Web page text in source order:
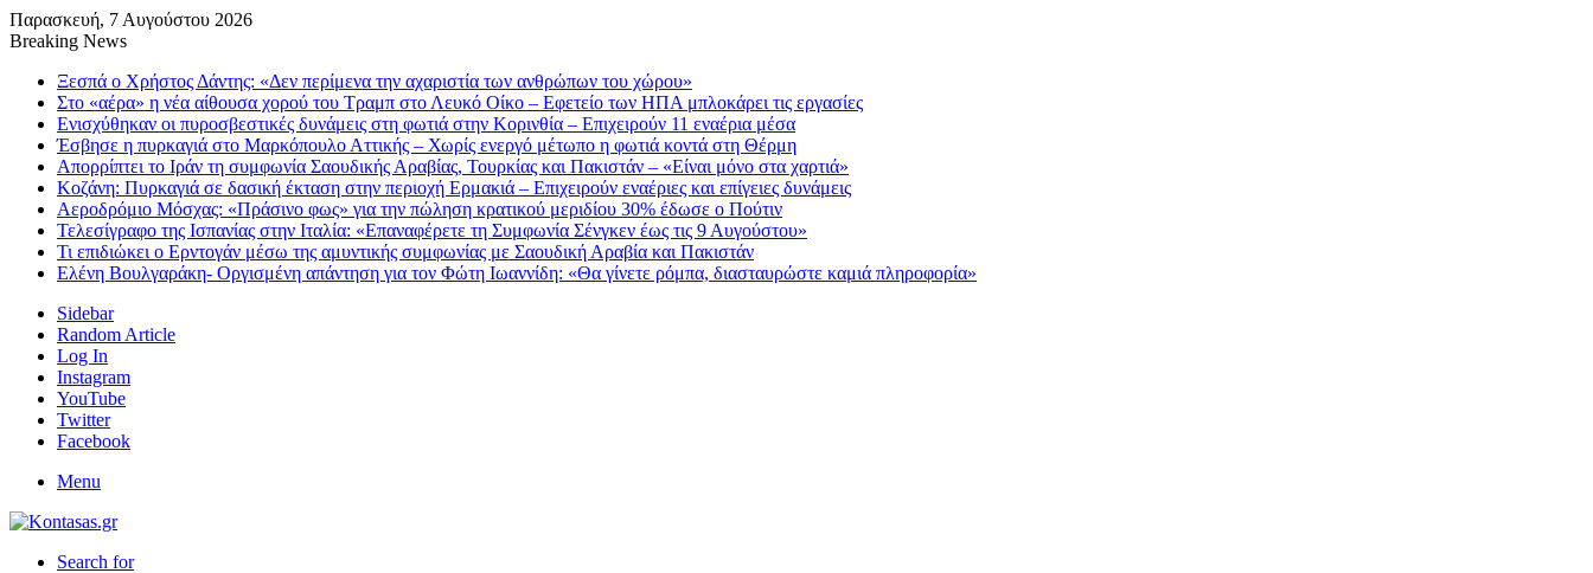
Παρασκευή, 7 Αυγούστου 2026
Breaking News
Ξεσπά ο Χρήστος Δάντης: «Δεν περίμενα την αχαριστία των ανθρώπων του χώρου»
Στο «αέρα» η νέα αίθουσα χορού του Τραμπ στο Λευκό Οίκο – Εφετείο των ΗΠΑ μπλοκάρει τις εργασίες
Ενισχύθηκαν οι πυροσβεστικές δυνάμεις στη φωτιά στην Κορινθία – Επιχειρούν 11 εναέρια μέσα
Έσβησε η πυρκαγιά στο Μαρκόπουλο Αττικής – Χωρίς ενεργό μέτωπο η φωτιά κοντά στη Θέρμη
Απορρίπτει το Ιράν τη συμφωνία Σαουδικής Αραβίας, Τουρκίας και Πακιστάν – «Είναι μόνο στα χαρτιά»
Κοζάνη: Πυρκαγιά σε δασική έκταση στην περιοχή Ερμακιά – Επιχειρούν εναέριες και επίγειες δυνάμεις
Αεροδρόμιο Μόσχας: «Πράσινο φως» για την πώληση κρατικού μεριδίου 30% έδωσε ο Πούτιν
Τελεσίγραφο της Ισπανίας στην Ιταλία: «Επαναφέρετε τη Συμφωνία Σένγκεν έως τις 9 Αυγούστου»
Τι επιδιώκει ο Ερντογάν μέσω της αμυντικής συμφωνίας με Σαουδική Αραβία και Πακιστάν
Ελένη Βουλγαράκη- Οργισμένη απάντηση για τον Φώτη Ιωαννίδη: «Θα γίνετε ρόμπα, διασταυρώστε καμιά πληροφορία»
Sidebar
Random Article
Log In
Instagram
YouTube
Twitter
Facebook
Menu
Search for